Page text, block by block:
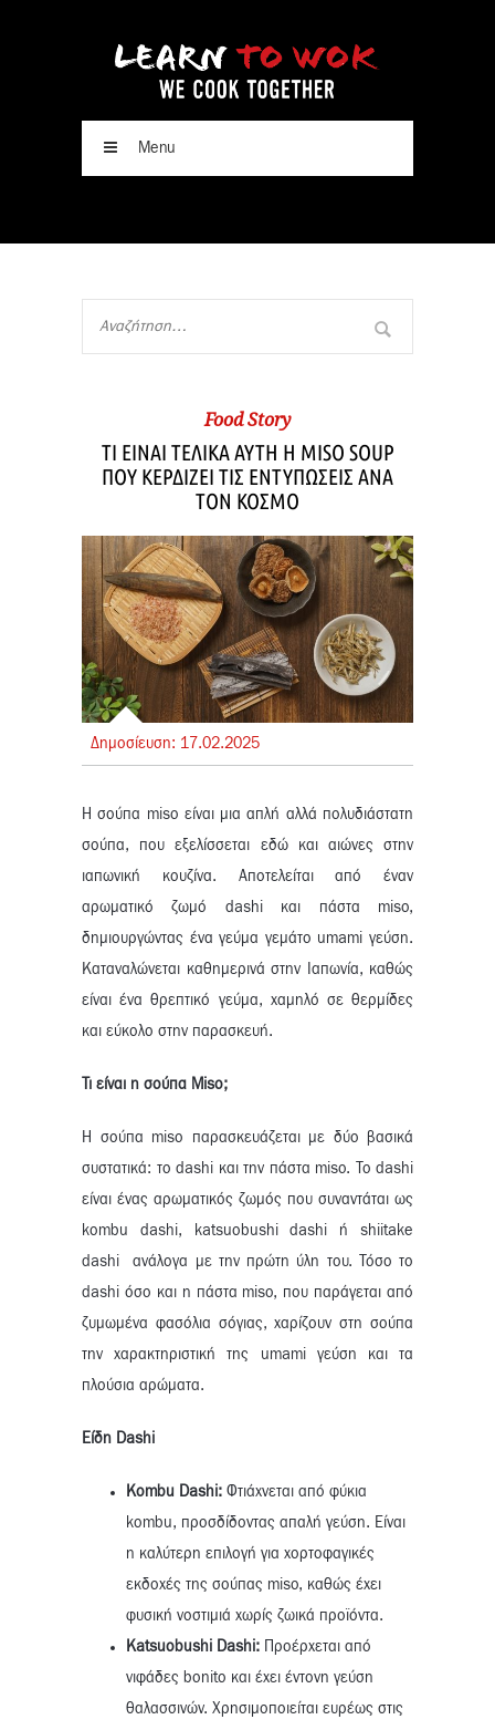
Menu
Food Story
ΤΙ ΕΙΝΑΙ ΤΕΛΙΚΑ ΑΥΤΗ Η MISO SOUP
ΠΟΥ ΚΕΡΔΙΖΕΙ ΤΙΣ ΕΝΤΥΠΩΣΕΙΣ ΑΝΑ
ΤΟΝ ΚΟΣΜΟ
Δημοσίευση: 17.02.2025
Η σούπα miso είναι μια απλή αλλά πολυδιάστατη
σούπα, που εξελίσσεται εδώ και αιώνες στην
ιαπωνική κουζίνα. Αποτελείται από έναν
αρωματικό ζωμό dashi και πάστα miso,
δημιουργώντας ένα γεύμα γεμάτο umami γεύση.
Καταναλώνεται καθημερινά στην Ιαπωνία, καθώς
είναι ένα θρεπτικό γεύμα, χαμηλό σε θερμίδες
και εύκολο στην παρασκευή.
Τι είναι η σούπα Miso;
Η σούπα miso παρασκευάζεται με δύο βασικά
συστατικά: το dashi και την πάστα miso. Το dashi
είναι ένας αρωματικός ζωμός που συναντάται ως
kombu dashi, katsuobushi dashi ή shiitake
dashi ανάλογα με την πρώτη ύλη του. Τόσο το
dashi όσο και η πάστα miso, που παράγεται από
ζυμωμένα φασόλια σόγιας, χαρίζουν στη σούπα
την χαρακτηριστική της umami γεύση και τα
πλούσια αρώματα.
Είδη Dashi
Kombu Dashi: Φτιάχνεται από φύκια
kombu, προσδίδοντας απαλή γεύση. Είναι
η καλύτερη επιλογή για χορτοφαγικές
εκδοχές της σούπας miso, καθώς έχει
φυσική νοστιμιά χωρίς ζωικά προϊόντα.
Katsuobushi Dashi: Προέρχεται από
νιφάδες bonito και έχει έντονη γεύση
θαλασσινών. Χρησιμοποιείται ευρέως στις